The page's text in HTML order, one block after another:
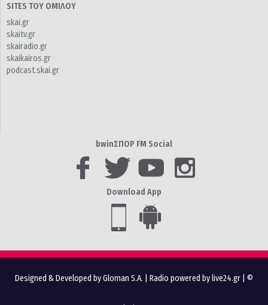
SITES ΤΟΥ ΟΜΙΛΟΥ
skai.gr
skaitv.gr
skairadio.gr
skaikairos.gr
podcast.skai.gr
bwinΣΠΟΡ FM Social
Download App
Designed & Developed by Gloman S.A. Radio powered by live24.gr | ©